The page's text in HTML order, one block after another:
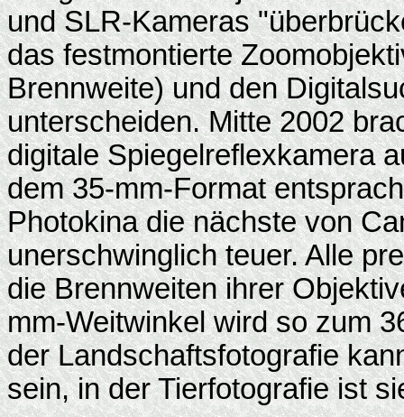
und SLR-Kameras
das festmontierte
Brennweite) und den
unterscheiden. Mitte 2002
digitale Spiegelreflexkamera
dem 35-mm-Format
Photokina die nächste von
unerschwinglich teuer. Alle
die Brennweiten ihrer
mm-Weitwinkel wird so zum
der Landschaftsfotografie
sein, in der Tierfotografie ist